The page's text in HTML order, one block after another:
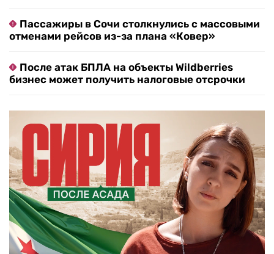
Пассажиры в Сочи столкнулись с массовыми
отменами рейсов из-за плана «Ковер»
После атак БПЛА на объекты Wildberries
бизнес может получить налоговые отсрочки